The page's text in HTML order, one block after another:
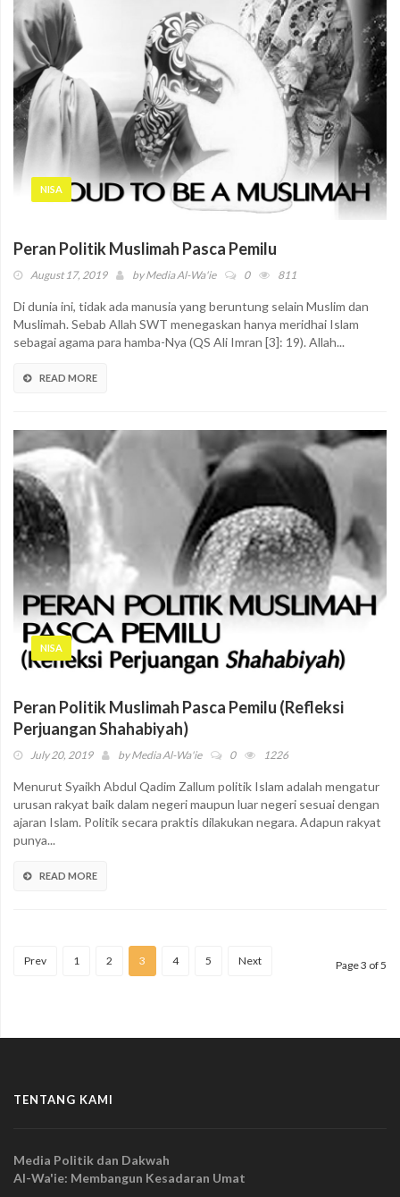
NISA
Peran Politik Muslimah Pasca Pemilu
August 17, 2019 byMedia Al-Wa'ie 0 811
Di dunia ini, tidak ada manusia yang beruntung selain Muslim dan
Muslimah. Sebab Allah SWT menegaskan hanya meridhai Islam
sebagai agama para hamba-Nya (QS Ali Imran [3]: 19). Allah...
READ MORE
NISA
Peran Politik Muslimah Pasca Pemilu (Refleksi
Perjuangan Shahabiyah)
July 20, 2019 byMedia Al-Wa'ie 0 1226
Menurut Syaikh Abdul Qadim Zallum politik Islam adalah mengatur
urusan rakyat baik dalam negeri maupun luar negeri sesuai dengan
ajaran Islam. Politik secara praktis dilakukan negara. Adapun rakyat
punya...
READ MORE
Prev 1 2 3 4 5 Next Page 3 of 5
TENTANG KAMI
Media Politik dan Dakwah
Al-Wa'ie: Membangun Kesadaran Umat